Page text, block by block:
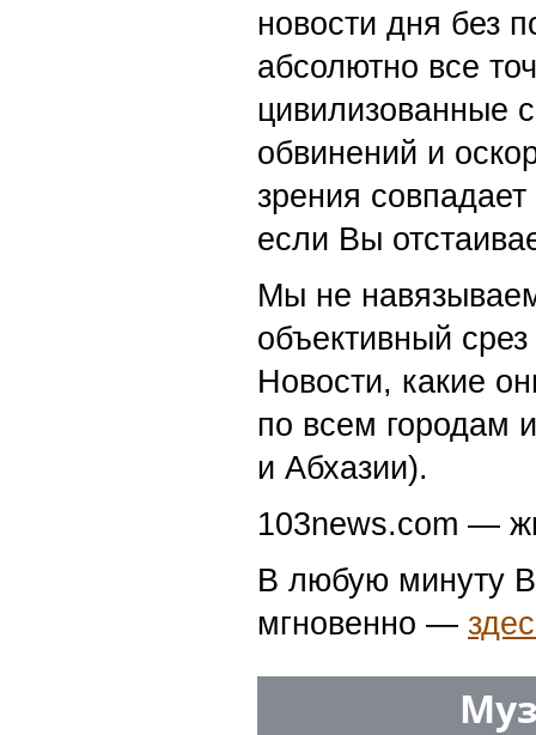
новости дня без
абсолютно все
цивилизованные
обвинений и
зрения
если Вы
Мы не
объективный
Новости, какие
по всем городам
и Абхазии).
103news.com —
В любую минуту
мгновенно —